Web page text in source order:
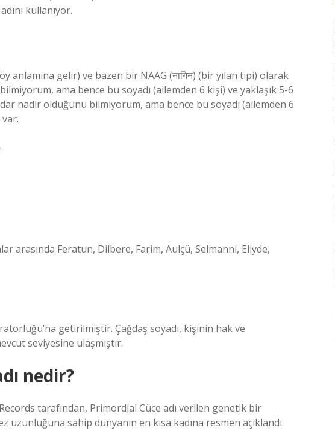
kullanıyor.
anlamına gelir) ve bazen bir NAAG (नागिन) (bir yılan tipi) olarak
ama bence bu soyadı (ailemden 6 kişi) ve yaklaşık 5-6
nadir olduğunu bilmiyorum, ama bence bu soyadı (ailemden 6
arasında Feratun, Dilbere, Farim, Aulçü, Selmanni, Eliyde,
getirilmiştir. Çağdaş soyadı, kişinin hak ve
seviyesine ulaşmıştır.
nedir?
tarafından, Primordial Cüce adı verilen genetik bir
sahip dünyanın en kısa kadına resmen açıklandı.